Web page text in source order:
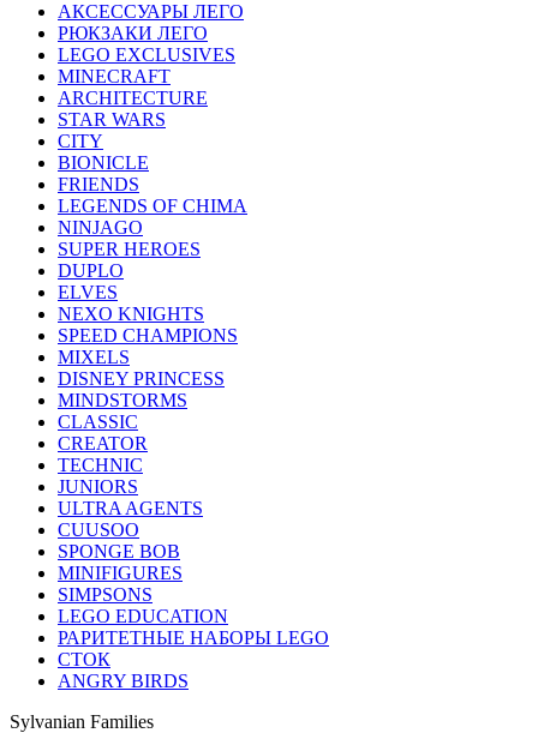
АКСЕССУАРЫ ЛЕГО
РЮКЗАКИ ЛЕГО
LEGO EXCLUSIVES
MINECRAFT
ARCHITECTURE
STAR WARS
CITY
BIONICLE
FRIENDS
LEGENDS OF CHIMA
NINJAGO
SUPER HEROES
DUPLO
ELVES
NEXO KNIGHTS
SPEED CHAMPIONS
MIXELS
DISNEY PRINCESS
MINDSTORMS
CLASSIC
CREATOR
TECHNIC
JUNIORS
ULTRA AGENTS
CUUSOO
SPONGE BOB
MINIFIGURES
SIMPSONS
LEGO EDUCATION
РАРИТЕТНЫЕ НАБОРЫ LEGO
СТОК
ANGRY BIRDS
Sylvanian Families